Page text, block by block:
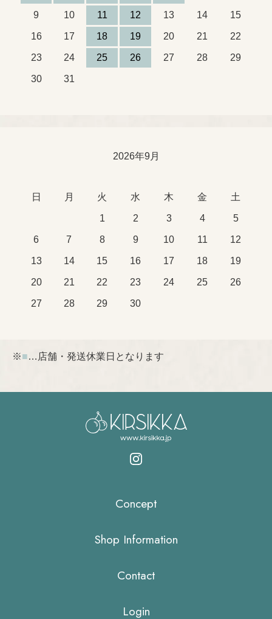
※■…店舗・発送休業日となります
9 10 11 12 13 14 15
16 17 18 19 20 21 22
23 24 25 26 27 28 29
30 31
2026年9月
日 月 火 水 木 金 土
1 2 3 4 5
6 7 8 9 10 11 12
13 14 15 16 17 18 19
20 21 22 23 24 25 26
27 28 29 30
Concept
Shop Information
Contact
Login